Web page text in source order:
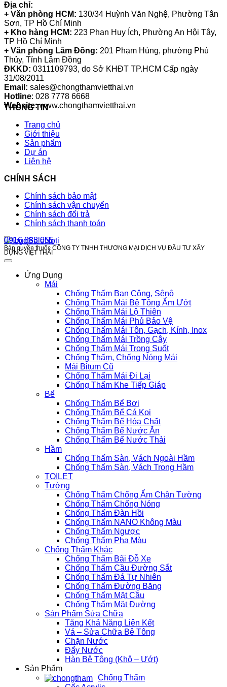
Địa chỉ:
+ Văn phòng HCM: 130/34 Huỳnh Văn Nghệ, Phường Tân
Sơn, TP Hồ Chí Minh
+ Kho hàng HCM: 223 Phan Huy Ích, Phường An Hội Tây,
TP Hồ Chí Minh
+ Văn phòng Lâm Đồng: 201 Phạm Hùng, phường Phú
Thủy, Tỉnh Lâm Đồng
ĐKKD: 0311109793, do Sở KHĐT TP.HCM Cấp ngày
31/08/2011
Email: sales@chongthamvietthai.vn
Hotline: 028 7778 6668
Website:www.chongthamvietthai.vn
THÔNG TIN
Trang chủ
Giới thiệu
Sản phẩm
Dự án
Liên hệ
CHÍNH SÁCH
Chính sách bảo mật
Chính sách vận chuyển
Chính sách đổi trả
Chính sách thanh toán
0916 888 055
Bản quyền thuộc CÔNG TY TNHH THƯƠNG MẠI DỊCH VỤ ĐẦU TƯ XÂY
DỰNG VIỆT THÁI
Ứng Dụng
Mái
Chống Thấm Ban Công, Sênô
Chống Thấm Mái Bê Tông Ẩm Ướt
Chống Thấm Mái Lộ Thiên
Chống Thấm Mái Phủ Bảo Vệ
Chống Thấm Mái Tôn, Gạch, Kính, Inox
Chống Thấm Mái Trồng Cây
Chống Thấm Mái Trong Suốt
Chống Thấm, Chống Nóng Mái
Mái Bitum Cũ
Chống Thấm Mái Đi Lại
Chống Thấm Khe Tiếp Giáp
Bể
Chống Thấm Bể Bơi
Chống Thấm Bể Cá Koi
Chống Thấm Bể Hóa Chất
Chống Thấm Bể Nước Ăn
Chống Thấm Bể Nước Thải
Hầm
Chống Thấm Sàn, Vách Ngoài Hầm
Chống Thấm Sàn, Vách Trong Hầm
TOILET
Tường
Chống Thấm Chống Ẩm Chân Tường
Chống Thấm Chống Nóng
Chống Thấm Đàn Hồi
Chống Thấm NANO Không Màu
Chống Thấm Ngược
Chống Thấm Pha Màu
Chống Thấm Khác
Chống Thấm Bãi Đỗ Xe
Chống Thấm Cầu Đường Sắt
Chống Thấm Đá Tự Nhiên
Chống Thấm Đường Băng
Chống Thấm Mặt Cầu
Chống Thấm Mặt Đường
Sản Phẩm Sửa Chữa
Tăng Khả Năng Liên Kết
Vá – Sửa Chữa Bê Tông
Chặn Nước
Đẩy Nước
Hàn Bê Tông (Khô – Ướt)
Sản Phẩm
Chống Thấm